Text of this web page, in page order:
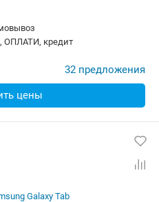
ОПЛАТИ, кредит
32 предложения
цены